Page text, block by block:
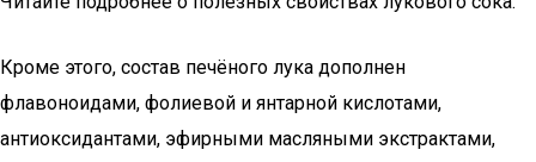
Кроме этого, состав печёного лука дополнен
флавоноидами, фолиевой и янтарной кислотами,
антиоксидантами, эфирными масляными экстрактами,